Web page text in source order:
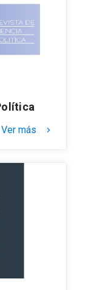
Ver más keyboard_arrow_right